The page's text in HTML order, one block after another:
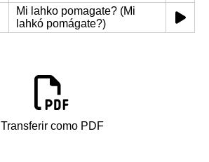
Mi lahko pomagate? (Mi
lahkó pomágate?)
Transferir como PDF